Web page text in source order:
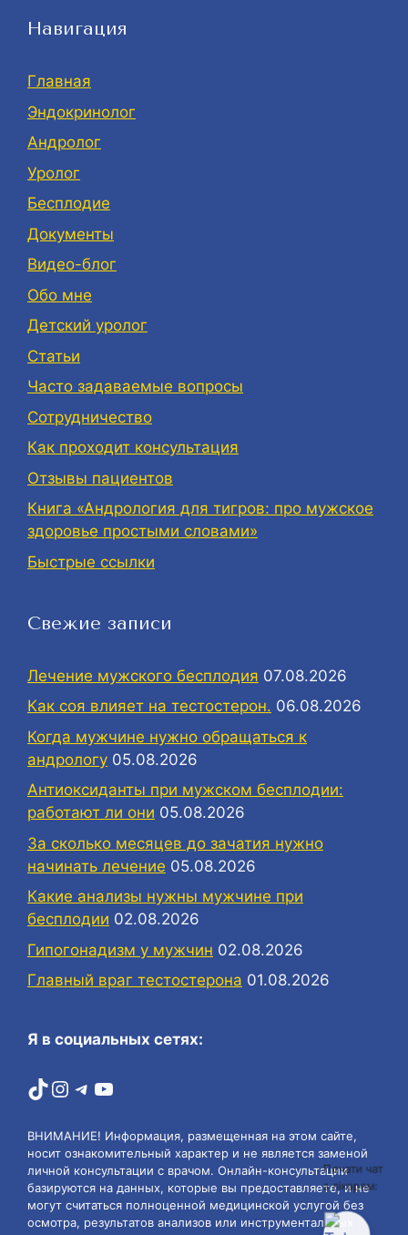
Навигация
Главная
Эндокринолог
Андролог
Уролог
Бесплодие
Документы
Видео-блог
Обо мне
Детский уролог
Статьи
Часто задаваемые вопросы
Сотрудничество
Как проходит консультация
Отзывы пациентов
Книга «Андрология для тигров: про мужское
здоровье простыми словами»
Быстрые ссылки
Свежие записи
Лечение мужского бесплодия 07.08.2026
Как соя влияет на тестостерон. 06.08.2026
Когда мужчине нужно обращаться к
андрологу 05.08.2026
Антиоксиданты при мужском бесплодии:
работают ли они 05.08.2026
За сколько месяцев до зачатия нужно
начинать лечение 05.08.2026
Какие анализы нужны мужчине при
бесплодии 02.08.2026
Гипогонадизм у мужчин 02.08.2026
Главный враг тестостерона 01.08.2026
Я в социальных сетях:
TikTok
Instagram
Telegram
YouTube
ВНИМАНИЕ! Информация, размещенная на этом сайте,
носит ознакомительный характер и не является заменой
личной консультации с врачом. Онлайн-консультации
базируются на данных, которые вы предоставляете, и не
могут считаться полноценной медицинской услугой без
осмотра, результатов анализов или инструментальных
Почати чат
з лікарем: